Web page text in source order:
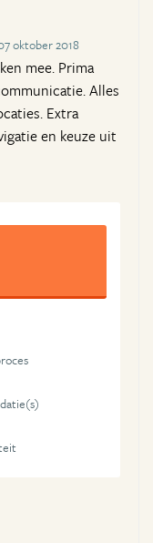
oktober 2018
mee. Prima
Alles
Extra
en keuze uit